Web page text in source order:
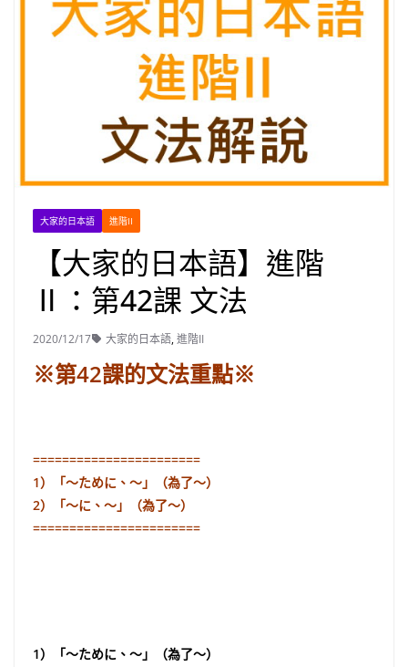
大家的日本語 進階II
【大家的日本語】進階
Ⅱ：第42課 文法
2020/12/17 大家的日本語,進階II
※第42課的文法重點※
=======================
1）「～ために、～」（為了〜）
2）「～に、～」（為了～）
=======================
1）「～ために、～」（為了〜）